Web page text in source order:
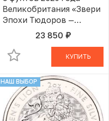
Великобритания «Звери
Эпохи Тюдоров —
Королевский Лев»
23 850 руб.
В КОРЗИНЕ
КУПИТЬ
НАШ ВЫБОР